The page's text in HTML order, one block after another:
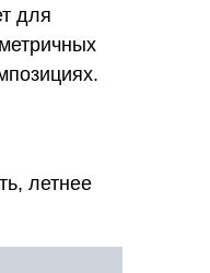
для
летнее